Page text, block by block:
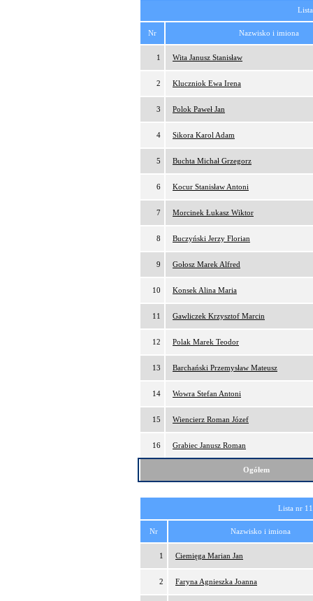
Nr Nazwisko i imiona
1 Wita Janusz Stanisław
2 Kluczniok Ewa Irena
3 Polok Paweł Jan
4 Sikora Karol Adam
5 Buchta Michał Grzegorz
6 Kocur Stanisław Antoni
7 Morcinek Łukasz Wiktor
8 Buczyński Jerzy Florian
9 Gołosz Marek Alfred
10 Konsek Alina Maria
11 Gawliczek Krzysztof Marcin
12 Polak Marek Teodor
13 Barchański Przemysław Mateusz
14 Wowra Stefan Antoni
15 Wiencierz Roman Józef
16 Grabiec Janusz Roman
Ogółem
Lista nr
Nr Nazwisko i imiona
1 Ciemięga Marian Jan
2 Faryna Agnieszka Joanna